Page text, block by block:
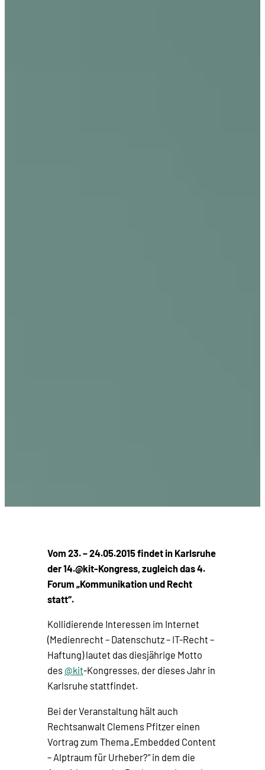
Vom 23. – 24.05.2015 findet in Karlsruhe
der 14.@kit-Kongress, zugleich das 4.
Forum „Kommunikation und Recht
statt“.
Kollidierende Interessen im Internet
(Medienrecht – Datenschutz – IT-Recht –
Haftung) lautet das diesjährige Motto
des @kit-Kongresses, der dieses Jahr in
Karlsruhe stattfindet.
Bei der Veranstaltung hält auch
Rechtsanwalt Clemens Pfitzer einen
Vortrag zum Thema „Embedded Content
– Alptraum für Urheber?“ in dem die